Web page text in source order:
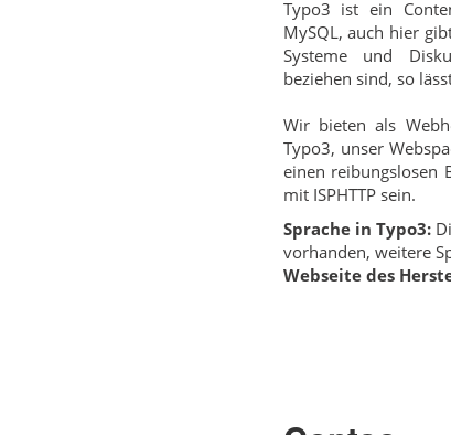
Typo3 ist ein
MySQL, auch hier
Systeme und
beziehen sind, so
Wir bieten als
Typo3, unser
einen reibungslosen
mit ISPHTTP sein.
Sprache in Typo3:
vorhanden, weitere
Webseite des